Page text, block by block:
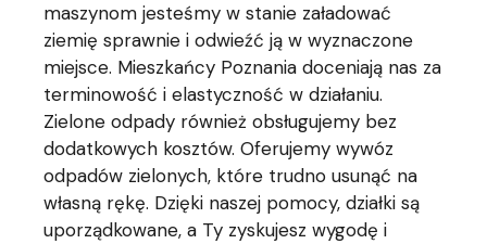
maszynom jesteśmy w stanie załadować
ziemię sprawnie i odwieźć ją w wyznaczone
miejsce. Mieszkańcy Poznania doceniają nas za
terminowość i elastyczność w działaniu.
Zielone odpady również obsługujemy bez
dodatkowych kosztów. Oferujemy wywóz
odpadów zielonych, które trudno usunąć na
własną rękę. Dzięki naszej pomocy, działki są
uporządkowane, a Ty zyskujesz wygodę i